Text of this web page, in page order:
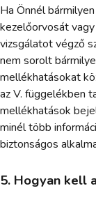
Ha Önnél
kezelőorvosát
vizsgálatot végző
nem sorolt
mellékhatásokat
az V. függelékben
mellékhatások
minél több
biztonságos
5. Hogyan kell